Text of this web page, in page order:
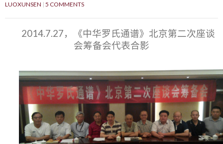
LUOXUNSEN 5 COMMENTS
2014.7.27，《中华罗氏通谱》北京第二次座谈
会筹备会代表合影